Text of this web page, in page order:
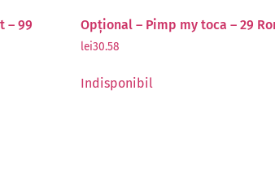
– 99
Opțional – Pimp my toca – 29
lei30.58
Indisponibil